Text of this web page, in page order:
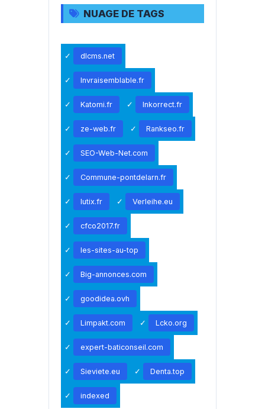
NUAGE DE TAGS
dlcms.net
Invraisemblable.fr
Katomi.fr Inkorrect.fr
ze-web.fr Rankseo.fr
SEO-Web-Net.com
Commune-pontdelarn.fr
lutix.fr Verleihe.eu
cfco2017.fr
les-sites-au-top
Big-annonces.com
goodidea.ovh
Limpakt.com Lcko.org
expert-baticonseil.com
Sieviete.eu Denta.top
indexed